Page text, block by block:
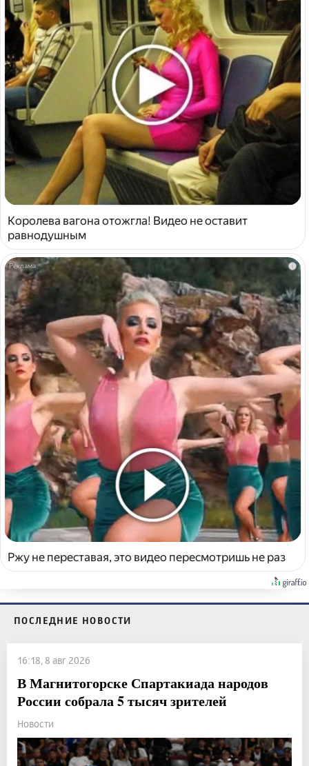
Королева вагона отожгла! Видео не оставит
равнодушным
i
Ржу не переставая, это видео пересмотришь не раз
ПОСЛЕДНИЕ НОВОСТИ
16:18, 8 авг 2026
В Магнитогорске Спартакиада народов
России собрала 5 тысяч зрителей
Новости